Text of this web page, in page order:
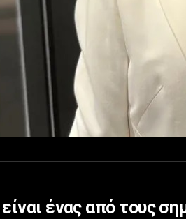
ένας από τους